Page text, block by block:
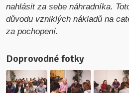
nahlásit za sebe náhradníka.
důvodu vzniklých nákladů na
za pochopení.
Doprovodné fotky